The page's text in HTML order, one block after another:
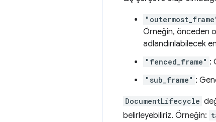
Örneğin, önceden
adlandırılabilecek
"fenced_frame" :
"sub_frame" :
DocumentLifecycle
belirleyebiliriz. Örneğin: